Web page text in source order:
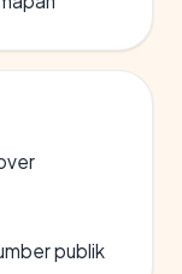
publik